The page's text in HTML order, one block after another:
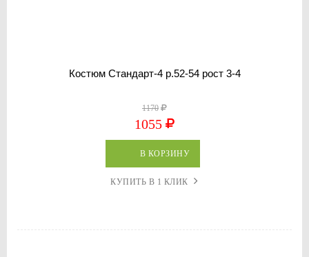
Костюм Стандарт-4 р.52-54 рост 3-4
1170
1055
В КОРЗИНУ
КУПИТЬ В 1 КЛИК